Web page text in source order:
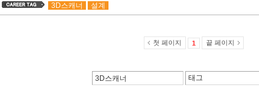
3D스캐너 설계
첫 페이지 1 끝 페이지